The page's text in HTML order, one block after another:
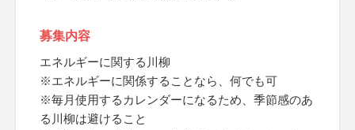
募集内容
エネルギーに関する川柳
※エネルギーに関係することなら、何でも可
※毎月使用するカレンダーになるため、季節感のあ
る川柳は避けること